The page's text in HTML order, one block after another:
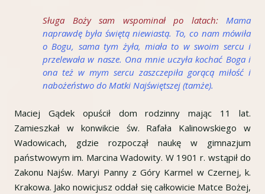
Sługa Boży sam wspominał po latach: Mama
naprawdę była świętą niewiastą. To, co nam mówiła
o Bogu, sama tym żyła, miała to w swoim sercu i
przelewała w nasze. Ona mnie uczyła kochać Boga i
ona też w mym sercu zaszczepiła gorącą miłość i
nabożeństwo do Matki Najświętszej (tamże).
Maciej Gądek opuścił dom rodzinny mając 11 lat.
Zamieszkał w konwikcie św. Rafała Kalinowskiego w
Wadowicach, gdzie rozpoczął naukę w gimnazjum
państwowym im. Marcina Wadowity. W 1901 r. wstąpił do
Zakonu Najśw. Maryi Panny z Góry Karmel w Czernej, k.
Krakowa. Jako nowicjusz oddał się całkowicie Matce Bożej,